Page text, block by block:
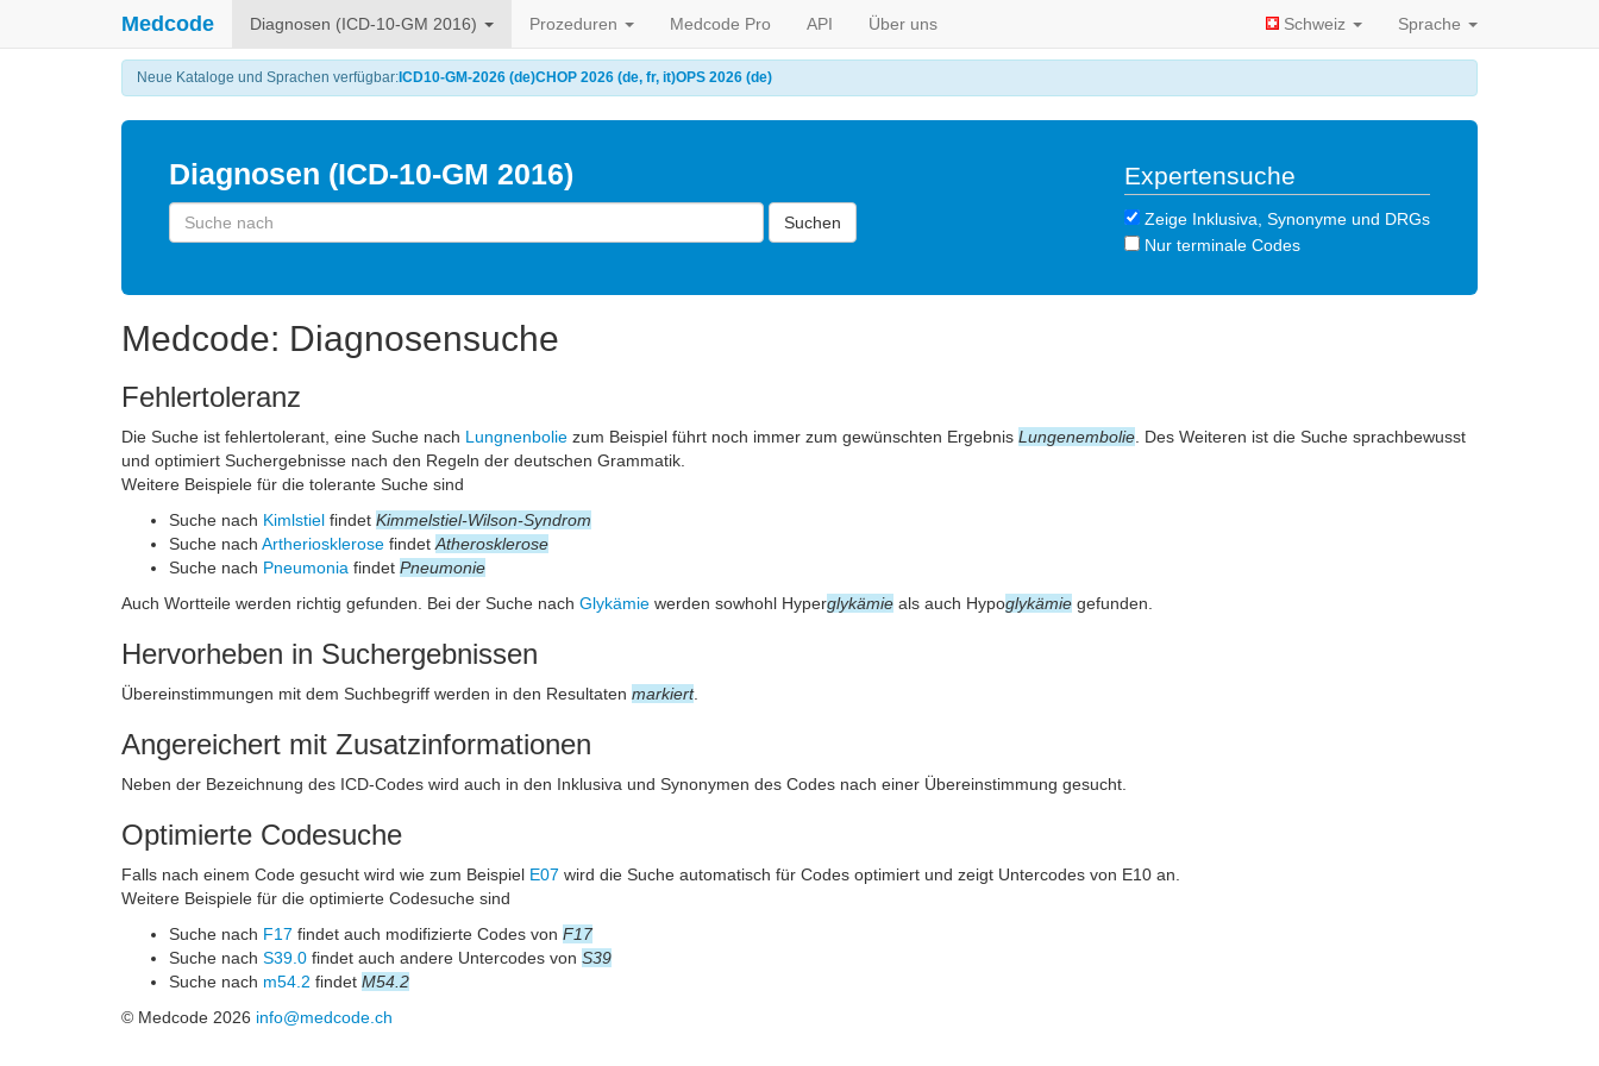
Medcode Diagnosen (ICD-10-GM 2016) Prozeduren Medcode Pro API Über uns Schweiz Sprache
Neue Kataloge und Sprachen verfügbar: ICD10-GM-2026 (de)CHOP 2026 (de, fr, it)OPS 2026 (de)
Diagnosen (ICD-10-GM 2016)
Suchen
Expertensuche
Zeige Inklusiva, Synonyme und DRGs
Nur terminale Codes
Medcode: Diagnosensuche
Fehlertoleranz
Die Suche ist fehlertolerant, eine Suche nach Lungnenbolie zum Beispiel führt noch immer zum gewünschten Ergebnis Lungenembolie . Des Weiteren ist die Suche sprachbewusst
und optimiert Suchergebnisse nach den Regeln der deutschen Grammatik.
Weitere Beispiele für die tolerante Suche sind
Suche nach Kimlstiel findet Kimmelstiel-Wilson-Syndrom
Suche nach Artheriosklerose findet Atherosklerose
Suche nach Pneumonia findet Pneumonie
Auch Wortteile werden richtig gefunden. Bei der Suche nach Glykämie werden sowhohl Hyperglykämie als auch Hypoglykämie gefunden.
Hervorheben in Suchergebnissen
Übereinstimmungen mit dem Suchbegriff werden in den Resultaten markiert.
Angereichert mit Zusatzinformationen
Neben der Bezeichnung des ICD-Codes wird auch in den Inklusiva und Synonymen des Codes nach einer Übereinstimmung gesucht.
Optimierte Codesuche
Falls nach einem Code gesucht wird wie zum Beispiel E07 wird die Suche automatisch für Codes optimiert und zeigt Untercodes von E10 an.
Weitere Beispiele für die optimierte Codesuche sind
Suche nach F17 findet auch modifizierte Codes von F17
Suche nach S39.0 findet auch andere Untercodes von S39
Suche nach m54.2 findet M54.2
© Medcode 2026 info@medcode.ch